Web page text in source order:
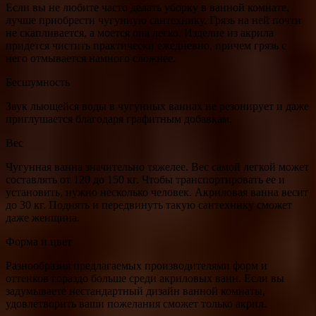
Если вы не любите часто делать уборку в ванной комнате,
лучше приобрести чугунную сантехнику. Грязь на ней почти
не скапливается, а моется она легко. Изделие из акрила
придется чистить практически ежедневно, причем грязь с
него отмывается намного сложнее.
Бесшумность
Звук льющейся воды в чугунных ваннах не резонирует и даже
приглушается благодаря графитным добавкам.
Вес
Чугунная ванна значительно тяжелее. Вес самой легкой может
составлять от 120 до 150 кг. Чтобы транспортировать ее и
установить, нужно несколько человек. Акриловая ванна весит
до 30 кг. Поднять и передвинуть такую сантехнику сможет
даже женщина.
Форма и цвет
Разнообразия предлагаемых производителями форм и
оттенков гораздо больше среди акриловых ванн. Если вы
задумываете нестандартный дизайн ванной комнаты,
удовлетворить ваши пожелания сможет только акрил.